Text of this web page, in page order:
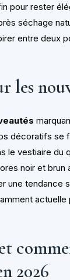
pour rester
séchage
entre deux
les
décoratifs se
le vestiaire
noir et brun
une tendance
2026